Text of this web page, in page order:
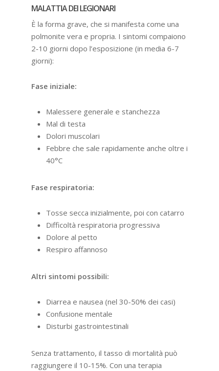
MALATTIA DEI LEGIONARI
È la forma grave, che si manifesta come una
polmonite vera e propria. I sintomi compaiono
2-10 giorni dopo l’esposizione (in media 6-7
giorni):
Fase iniziale:
Malessere generale e stanchezza
Mal di testa
Dolori muscolari
Febbre che sale rapidamente anche oltre i
40°C
Fase respiratoria:
Tosse secca inizialmente, poi con catarro
Difficoltà respiratoria progressiva
Dolore al petto
Respiro affannoso
Altri sintomi possibili:
Diarrea e nausea (nel 30-50% dei casi)
Confusione mentale
Disturbi gastrointestinali
Senza trattamento, il tasso di mortalità può
raggiungere il 10-15%. Con una terapia